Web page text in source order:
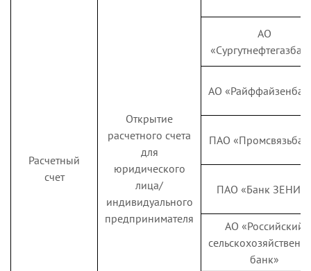
Расчетный
счет
Открытие
расчетного счета
для
юридического
лица/
индивидуального
предпринимателя
АО
АО
ПАО
ПАО «Банк
АО «Российский
банк»